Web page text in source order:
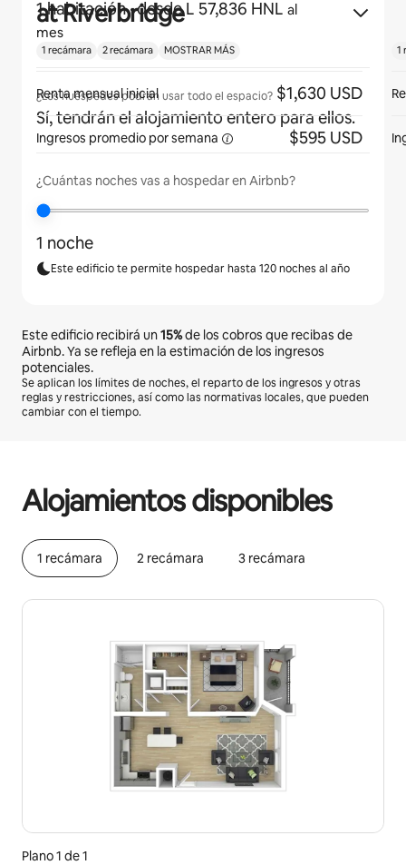
1 habitación · desde L 57,836 HNL al
mes
¿Los huéspedes podrán usar todo el espacio?
Sí, tendrán el alojamiento entero para ellos.
¿Cuántas noches vas a hospedar en Airbnb?
1 noche
Este edificio te permite hospedar hasta 120 noches al año
Este edificio recibirá un15%de los cobros que recibas de
Airbnb. Ya se refleja en la estimación de los ingresos
potenciales.
Se aplican los límites de noches, el reparto de los ingresos y otras
reglas y restricciones, así como las normativas locales, que pueden
cambiar con el tiempo.
Alojamientos disponibles
1 recámara 2 recámara 3 recámara
Plano 1 de 1
at Riverbridge
1 recámara 2 recámara MOSTRAR MÁS
Renta mensual inicial $1,630 USD
Ingresos promedio porsemana $595 USD
1